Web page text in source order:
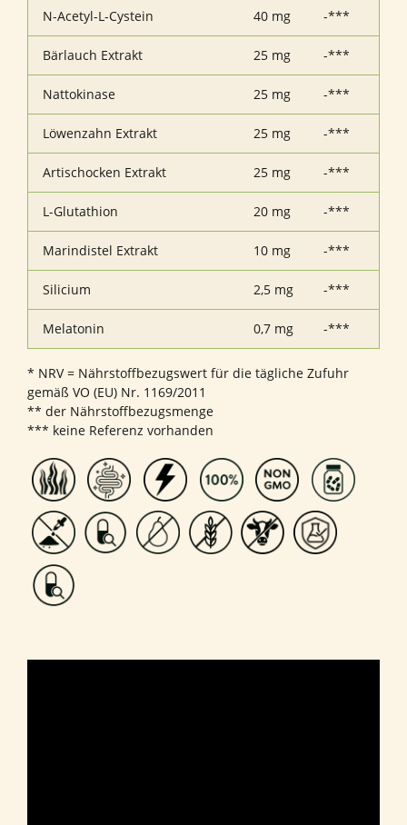
N-Acetyl-L-Cystein 40 mg -***
Bärlauch Extrakt 25 mg -***
Nattokinase 25 mg -***
Löwenzahn Extrakt 25 mg -***
Artischocken Extrakt 25 mg -***
L-Glutathion 20 mg -***
Marindistel Extrakt 10 mg -***
Silicium 2,5 mg -***
Melatonin 0,7 mg -***
* NRV = Nährstoffbezugswert für die tägliche Zufuhr
gemäß VO (EU) Nr. 1169/2011
** der Nährstoffbezugsmenge
*** keine Referenz vorhanden